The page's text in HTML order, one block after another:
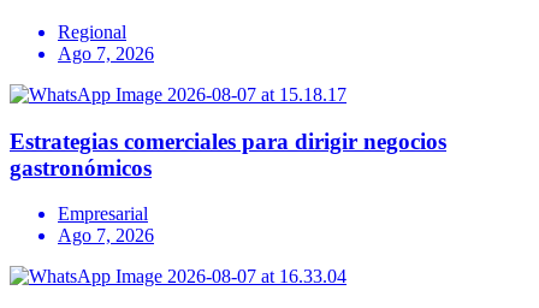
Regional
Ago 7, 2026
Estrategias comerciales para dirigir negocios
gastronómicos
Empresarial
Ago 7, 2026